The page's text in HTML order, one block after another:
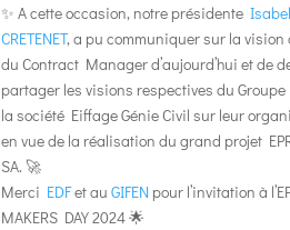
✨ A cette occasion, notre présidente
CRETENET, a pu communiquer sur la vision
du Contract Manager d’aujourd’hui et de
partager les visions respectives du Groupe
la société Eiffage Génie Civil sur leur
en vue de la réalisation du grand projet
SA. 🚀
Merci EDFet au GIFEN pour l’invitation à
MAKERS DAY 2024 🌟